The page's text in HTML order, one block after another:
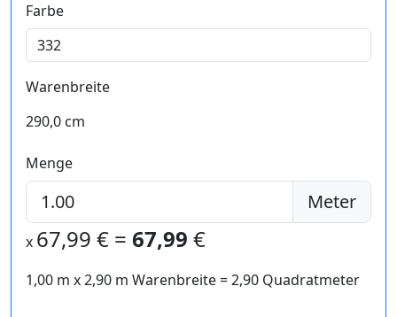
Farbe
Warenbreite
290,0 cm
Menge
Meter
x 67,99 € = 67,99 €
1,00 m x2,90 m Warenbreite =2,90 Quadratmeter